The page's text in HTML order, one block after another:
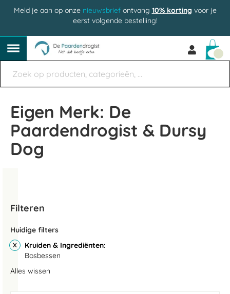
Meld je aan op onze nieuwsbriefontvang 10% korting voor je
eerst volgende bestelling!
Eigen Merk: De
Paardendrogist & Dursy
Dog
Filteren
Huidige filters
Kruiden & Ingrediënten
Bosbessen
Alles wissen